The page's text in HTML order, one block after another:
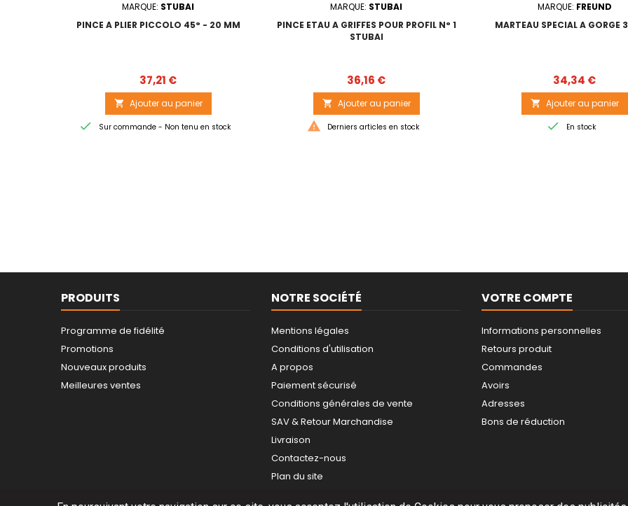
MARQUE: STUBAI
PINCE A PLIER PICCOLO 45° - 20 MM
Prix
37,21 €
 Ajouter au panier
 Sur commande - Non tenu en stock
MARQUE: STUBAI
PINCE ETAU A GRIFFES POUR PROFIL N° 1
STUBAI
Prix
36,16 €
 Ajouter au panier
 Derniers articles en stock
MARQUE: FREUND
MARTEAU SPECIAL A GORGE
Prix
34,34 €
 Ajouter au panier
 En stock
PRODUITS
Programme de fidélité
Promotions
Nouveaux produits
Meilleures ventes
NOTRE SOCIÉTÉ
Mentions légales
Conditions d'utilisation
A propos
Paiement sécurisé
Conditions générales de vente
SAV & Retour Marchandise
Livraison
Contactez-nous
Plan du site
VOTRE COMPTE
Informations personnelles
Retours produit
Commandes
Avoirs
Adresses
Bons de réduction